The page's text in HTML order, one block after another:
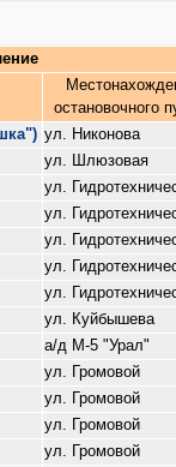
остановочного
ул. Никонова
ул. Шлюзовая
ул.
ул.
ул.
ул.
ул.
ул. Куйбышева
а/д М-5 "Урал"
ул. Громовой
ул. Громовой
ул. Громовой
ул. Громовой